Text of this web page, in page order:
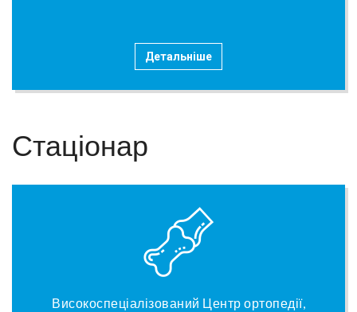
Детальніше
Стаціонар
Високоспеціалізований Центр ортопедії,